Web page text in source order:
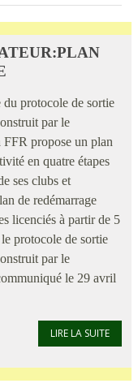
du protocole de sortie
par le
FFR propose un plan
en quatre étapes
ses clubs et
de redémarrage
licenciés à partir de 5
protocole de sortie
par le
le 29 avril
LIRE LA SUITE